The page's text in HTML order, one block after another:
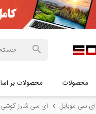
محصولات محصولات بر
آی سی موبایل آی سی شارژ گوشی